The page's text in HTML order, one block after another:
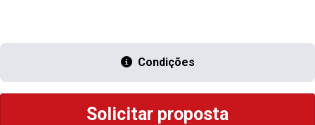
Condições
Solicitar proposta